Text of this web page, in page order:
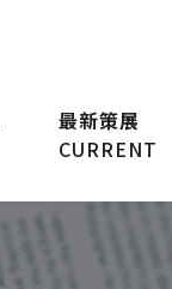
最新策展
CURRENT